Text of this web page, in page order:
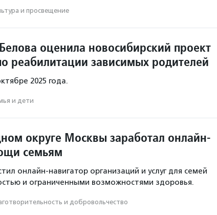
и просвещение
оценила новосибирский проект
реабилитации зависимых родителей
2025 года.
и дети
округе Москвы заработал онлайн-
семьям
онлайн-навигатор организаций и услуг для семей
и ограниченными возможностями здоровья.
и доброволь­чест­во